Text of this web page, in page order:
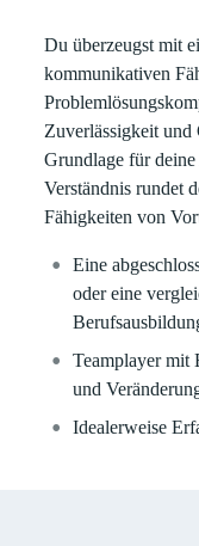
Du überzeugst mit
kommunikativen
Zuverlässigkeit und
Grundlage für
Verständnis rundet
Fähigkeiten von
Eine
oder eine
Teamplayer mit
und
Idealerweise